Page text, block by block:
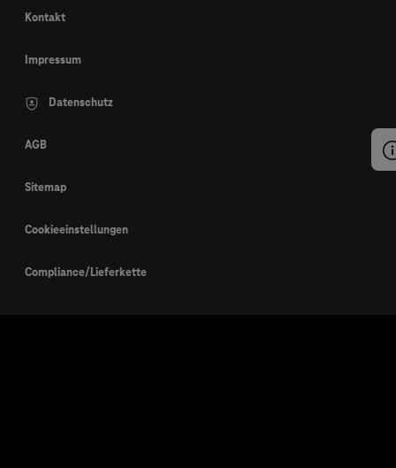
Kontakt
Impressum
Datenschutz
AGB
Sitemap
Cookieeinstellungen
Compliance/Lieferkette